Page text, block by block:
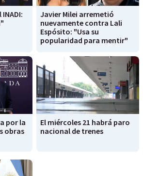
Javier Milei arremetió
nuevamente contra Lali
Espósito: "Usa su
popularidad para mentir"
por la
obras
El miércoles 21 habrá paro
nacional de trenes